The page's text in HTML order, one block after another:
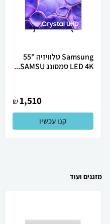
Samsung טלוויזיה "55
LED 4K סמסונג SAMSU...
1,510
₪
קנו עכשיו
מזגנים ועוד